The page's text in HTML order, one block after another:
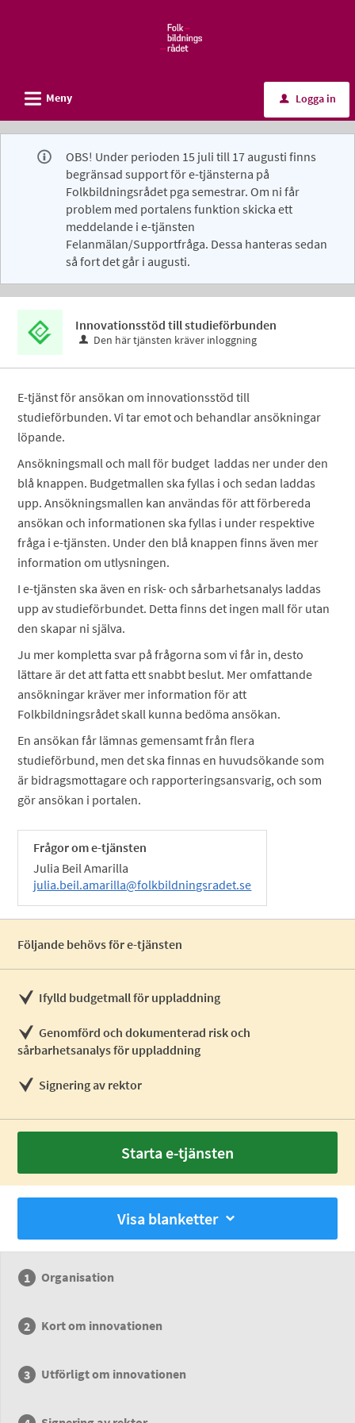
Folkbildningsrådet
L Meny u Logga in
OBS! Under perioden 15 juli till 17 augusti finns
begränsad support för e-tjänsterna på
Folkbildningsrådet pga semestrar. Om ni får
problem med portalens funktion skicka ett
meddelande i e-tjänsten
Felanmälan/Supportfråga. Dessa hanteras sedan
så fort det går i augusti.
Innovationsstöd till studieförbunden
Den här tjänsten kräver inloggning
E-tjänst för ansökan om innovationsstöd till
studieförbunden. Vi tar emot och behandlar ansökningar
löpande.
Ansökningsmall och mall för budget laddas ner under den
blå knappen. Budgetmallen ska fyllas i och sedan laddas
upp. Ansökningsmallen kan användas för att förbereda
ansökan och informationen ska fyllas i under respektive
fråga i e-tjänsten. Under den blå knappen finns även mer
information om utlysningen.
I e-tjänsten ska även en risk- och sårbarhetsanalys laddas
upp av studieförbundet. Detta finns det ingen mall för utan
den skapar ni själva.
Ju mer kompletta svar på frågorna som vi får in, desto
lättare är det att fatta ett snabbt beslut. Mer omfattande
ansökningar kräver mer information för att
Folkbildningsrådet skall kunna bedöma ansökan.
En ansökan får lämnas gemensamt från flera
studieförbund, men det ska finnas en huvudsökande som
är bidragsmottagare och rapporteringsansvarig, och som
gör ansökan i portalen.
Frågor om e-tjänsten
Julia Beil Amarilla
julia.beil.amarilla@folkbildningsradet.se
Följande behövs för e-tjänsten
Ifylld budgetmall för uppladdning
Genomförd och dokumenterad risk och
sårbarhetsanalys för uppladdning
Signering av rektor
Starta e-tjänsten
Visa blanketter
Organisation
Kort om innovationen
Utförligt om innovationen